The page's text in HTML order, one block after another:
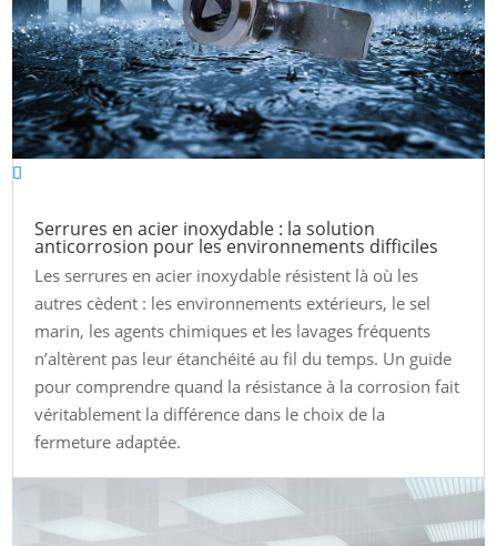
Serrures en acier inoxydable : la solution
anticorrosion pour les environnements difficiles
Les serrures en acier inoxydable résistent là où les
autres cèdent : les environnements extérieurs, le sel
marin, les agents chimiques et les lavages fréquents
n’altèrent pas leur étanchéité au fil du temps. Un guide
pour comprendre quand la résistance à la corrosion fait
véritablement la différence dans le choix de la
fermeture adaptée.